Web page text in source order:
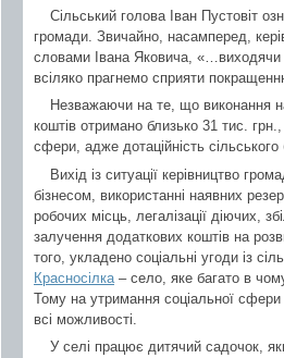
Сільський голова Іван Пустовіт
громади. Звичайно, насамперед,
словами Івана Яковича, «…виходячи
всіляко прагнемо сприяти
Незважаючи на те, що виконання
коштів отримано близько 31 тис.
сфери, адже дотаційність
Вихід із ситуації керівництво
бізнесом, використанні наявних
робочих місць, легалізації діючих,
залучення додаткових коштів на
того, укладено соціальні угоди із
Красносілка – село, яке багато в
Тому на утримання соціальної
всі можливості.
У селі працює дитячий садочок,